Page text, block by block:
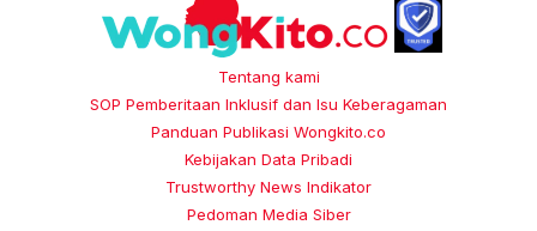
Tentang kami
SOP Pemberitaan Inklusif dan Isu Keberagaman
Panduan Publikasi Wongkito.co
Kebijakan Data Pribadi
Trustworthy News Indikator
Pedoman Media Siber